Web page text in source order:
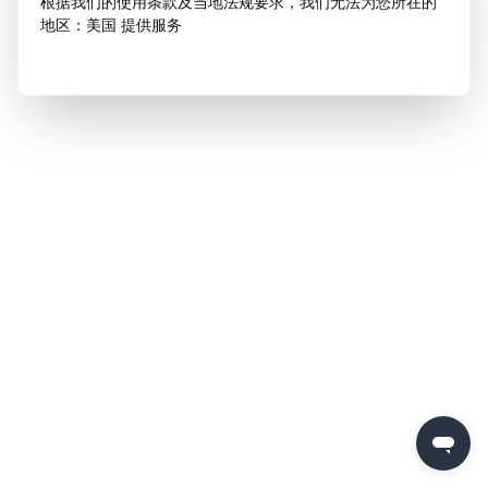
地区：美国 提供服务